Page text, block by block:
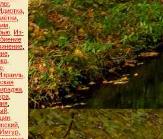
,
,
Из-
,
,
,
Имгур,